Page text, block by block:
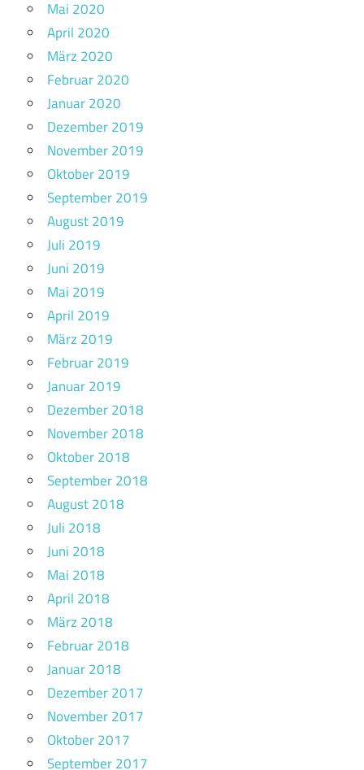
Mai 2020
April 2020
März 2020
Februar 2020
Januar 2020
Dezember 2019
November 2019
Oktober 2019
September 2019
August 2019
Juli 2019
Juni 2019
Mai 2019
April 2019
März 2019
Februar 2019
Januar 2019
Dezember 2018
November 2018
Oktober 2018
September 2018
August 2018
Juli 2018
Juni 2018
Mai 2018
April 2018
März 2018
Februar 2018
Januar 2018
Dezember 2017
November 2017
Oktober 2017
September 2017